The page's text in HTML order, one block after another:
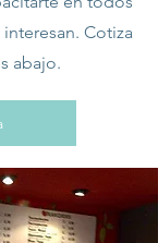
Cotiza
abajo.